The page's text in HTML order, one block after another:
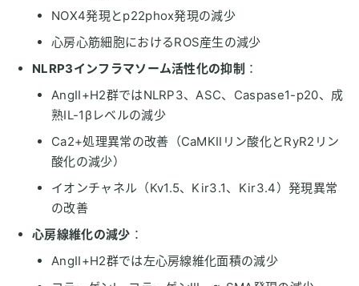
NOX4発現とp22phox発現の減少
心房心筋細胞におけるROS産生の減少
NLRP3インフラマソーム活性化の抑制 ：
AngII+H2群ではNLRP3、ASC、Caspase1-p20、成
熟IL-1βレベルの減少
Ca2+処理異常の改善（CaMKIIリン酸化とRyR2リン
酸化の減少）
イオンチャネル（Kv1.5、Kir3.1、Kir3.4）発現異常
の改善
心房線維化の減少 ：
AngII+H2群では左心房線維化面積の減少